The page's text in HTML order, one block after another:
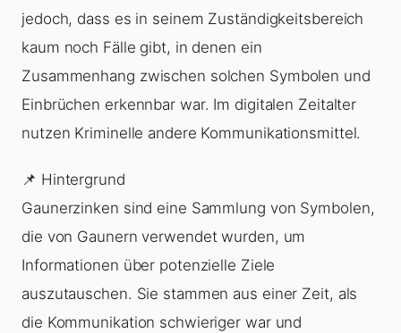
jedoch, dass es in seinem Zuständigkeitsbereich
kaum noch Fälle gibt, in denen ein
Zusammenhang zwischen solchen Symbolen und
Einbrüchen erkennbar war. Im digitalen Zeitalter
nutzen Kriminelle andere Kommunikationsmittel.
📌 Hintergrund
Gaunerzinken sind eine Sammlung von Symbolen,
die von Gaunern verwendet wurden, um
Informationen über potenzielle Ziele
auszutauschen. Sie stammen aus einer Zeit, als
die Kommunikation schwieriger war und